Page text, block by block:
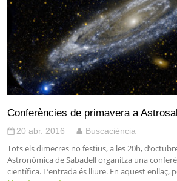
Conferències de primavera a
20 abr. 2016 Buscaciència
Tots els dimecres no festius, a les 20h,
Astronòmica de Sabadell organitza una
científica. L’entrada és lliure. En aquest enllaç,